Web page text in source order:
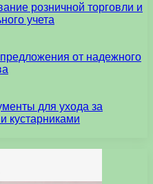
розничной торговли и
учета
от надежного
для ухода за
кустарниками